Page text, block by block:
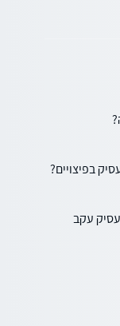
בפיצויים?
עקב